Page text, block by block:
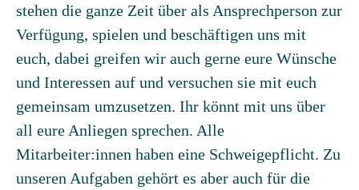
stehen die ganze Zeit über als Ansprechperson zur
Verfügung, spielen und beschäftigen uns mit
euch, dabei greifen wir auch gerne eure Wünsche
und Interessen auf und versuchen sie mit euch
gemeinsam umzusetzen. Ihr könnt mit uns über
all eure Anliegen sprechen. Alle
Mitarbeiter:innen haben eine Schweigepflicht. Zu
unseren Aufgaben gehört es aber auch für die